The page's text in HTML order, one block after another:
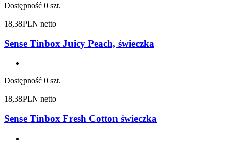
Dostępność 0 szt.
18,38PLN netto
Sense Tinbox Juicy Peach, świeczka
Dostępność 0 szt.
18,38PLN netto
Sense Tinbox Fresh Cotton świeczka